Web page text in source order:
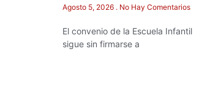
Agosto 5, 2026 No Hay Comentarios
El convenio de la Escuela Infantil
sigue sin firmarse a